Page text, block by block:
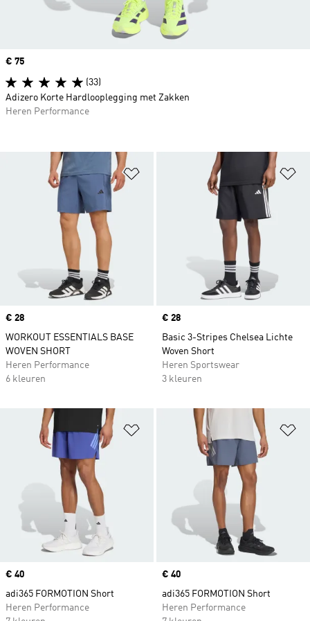
Op verlanglijst zetten
Price
€ 28
WORKOUT ESSENTIALS BASE
WOVEN SHORT
Heren Performance
6 kleuren
Price
€ 28
Basic 3-Stripes Chelsea Lichte
Woven Short
Heren Sportswear
3 kleuren
Op verlanglijst zetten
Price
€ 40
adi365 FORMOTION Short
Heren Performance
Price
€ 40
adi365 FORMOTION Short
Heren Performance
Price
€ 75
(33)
Adizero Korte Hardlooplegging met Zakken
Heren Performance